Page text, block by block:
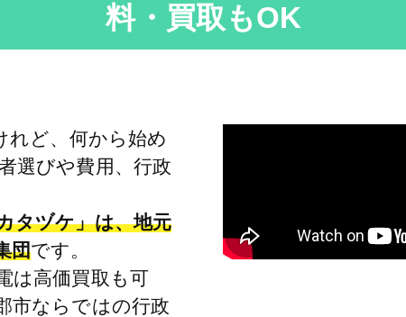
料・買取もOK
れど、何から始め
選びや費用、行政
タヅケ」は、地元
団です。
は高価買取も可
市ならではの行政